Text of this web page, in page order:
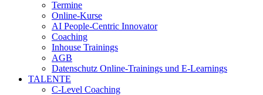
Termine
Online-Kurse
AI People-Centric Innovator
Coaching
Inhouse Trainings
AGB
Datenschutz Online-Trainings und E-Learnings
TALENTE
C-Level Coaching